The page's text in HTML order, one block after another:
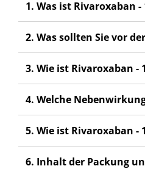
1. Was ist Rivaroxaban
2. Was sollten Sie vor
3. Wie ist Rivaroxaban -
4. Welche
5. Wie ist Rivaroxaban -
6. Inhalt der Packung